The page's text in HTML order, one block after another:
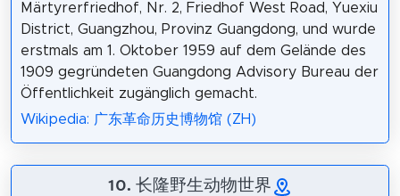
Märtyrerfriedhof, Nr. 2, Friedhof West Road, Yuexiu
District, Guangzhou, Provinz Guangdong, und wurde
erstmals am 1. Oktober 1959 auf dem Gelände des
1909 gegründeten Guangdong Advisory Bureau der
Öffentlichkeit zugänglich gemacht.
Wikipedia: 广东革命历史博物馆 (ZH)
10. 长隆野生动物世界